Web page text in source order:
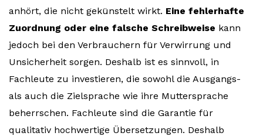
anhört, die nicht gekünstelt wirkt. Eine fehlerhafte
Zuordnung oder eine falsche Schreibweise kann
jedoch bei den Verbrauchern für Verwirrung und
Unsicherheit sorgen. Deshalb ist es sinnvoll, in
Fachleute zu investieren, die sowohl die Ausgangs-
als auch die Zielsprache wie ihre Muttersprache
beherrschen. Fachleute sind die Garantie für
qualitativ hochwertige Übersetzungen. Deshalb